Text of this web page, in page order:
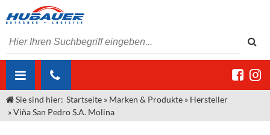
ÜBER UNS
Sie sind hier: Startseite » Marken & Produkte » Hersteller
»Viña San Pedro S.A. Molina